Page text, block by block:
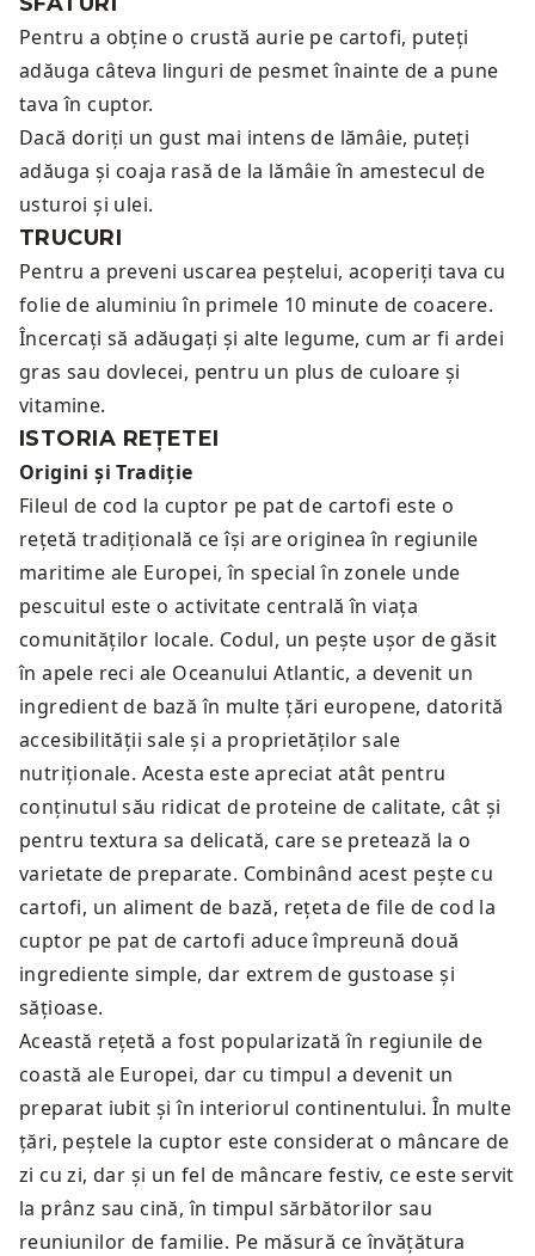
Pentru a obține o crustă aurie pe cartofi, puteți
adăuga câteva linguri de pesmet înainte de a pune
tava în cuptor.
Dacă doriți un gust mai intens de lămâie, puteți
adăuga și coaja rasă de la lămâie în amestecul de
usturoi și ulei.
TRUCURI
Pentru a preveni uscarea peștelui, acoperiți tava cu
folie de aluminiu în primele 10 minute de coacere.
Încercați să adăugați și alte legume, cum ar fi ardei
gras sau dovlecei, pentru un plus de culoare și
vitamine.
ISTORIA REȚETEI
Origini și Tradiție
Fileul de cod la cuptor pe pat de cartofi este o
rețetă tradițională ce își are originea în regiunile
maritime ale Europei, în special în zonele unde
pescuitul este o activitate centrală în viața
comunităților locale. Codul, un pește ușor de găsit
în apele reci ale Oceanului Atlantic, a devenit un
ingredient de bază în multe țări europene, datorită
accesibilității sale și a proprietăților sale
nutriționale. Acesta este apreciat atât pentru
conținutul său ridicat de proteine de calitate, cât și
pentru textura sa delicată, care se pretează la o
varietate de preparate. Combinând acest pește cu
cartofi, un aliment de bază, rețeta de file de cod la
cuptor pe pat de cartofi aduce împreună două
ingrediente simple, dar extrem de gustoase și
sățioase.
Această rețetă a fost popularizată în regiunile de
coastă ale Europei, dar cu timpul a devenit un
preparat iubit și în interiorul continentului. În multe
țări, peștele la cuptor este considerat o mâncare de
zi cu zi, dar și un fel de mâncare festiv, ce este servit
la prânz sau cină, în timpul sărbătorilor sau
reuniunilor de familie. Pe măsură ce învățătura